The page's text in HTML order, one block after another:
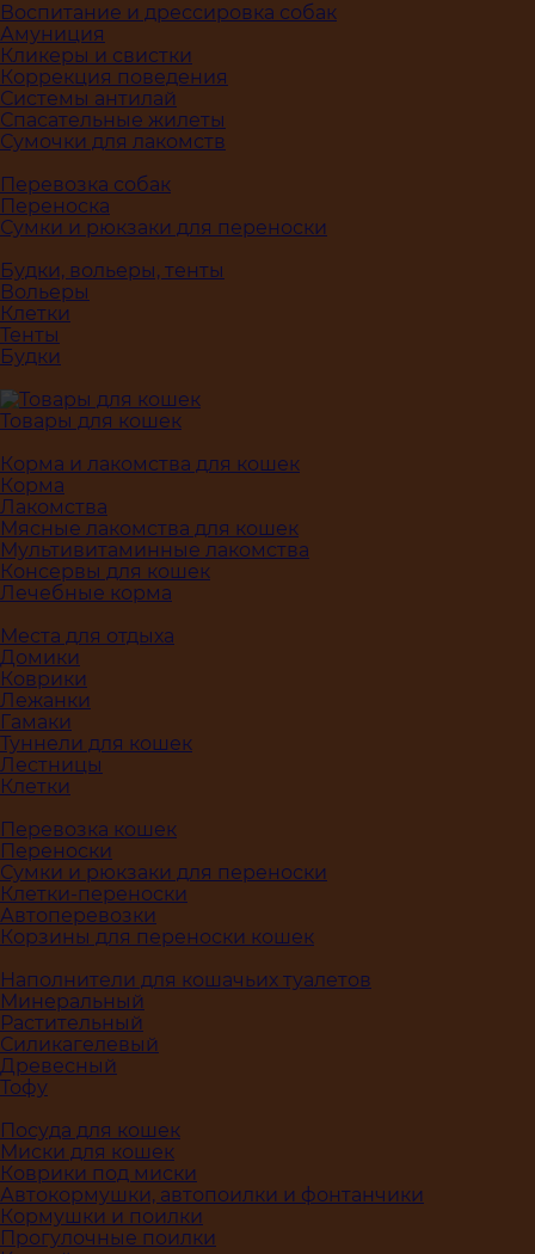
Воспитание и дрессировка собак
Амуниция
Кликеры и свистки
Коррекция поведения
Системы антилай
Спасательные жилеты
Сумочки для лакомств
Перевозка собак
Переноска
Сумки и рюкзаки для переноски
Будки, вольеры, тенты
Вольеры
Клетки
Тенты
Будки
Товары для кошек
Корма и лакомства для кошек
Корма
Лакомства
Мясные лакомства для кошек
Мультивитаминные лакомства
Консервы для кошек
Лечебные корма
Места для отдыха
Домики
Коврики
Лежанки
Гамаки
Туннели для кошек
Лестницы
Клетки
Перевозка кошек
Переноски
Сумки и рюкзаки для переноски
Клетки-переноски
Автоперевозки
Корзины для переноски кошек
Наполнители для кошачьих туалетов
Минеральный
Растительный
Силикагелевый
Древесный
Тофу
Посуда для кошек
Миски для кошек
Коврики под миски
Автокормушки, автопоилки и фонтанчики
Кормушки и поилки
Прогулочные поилки